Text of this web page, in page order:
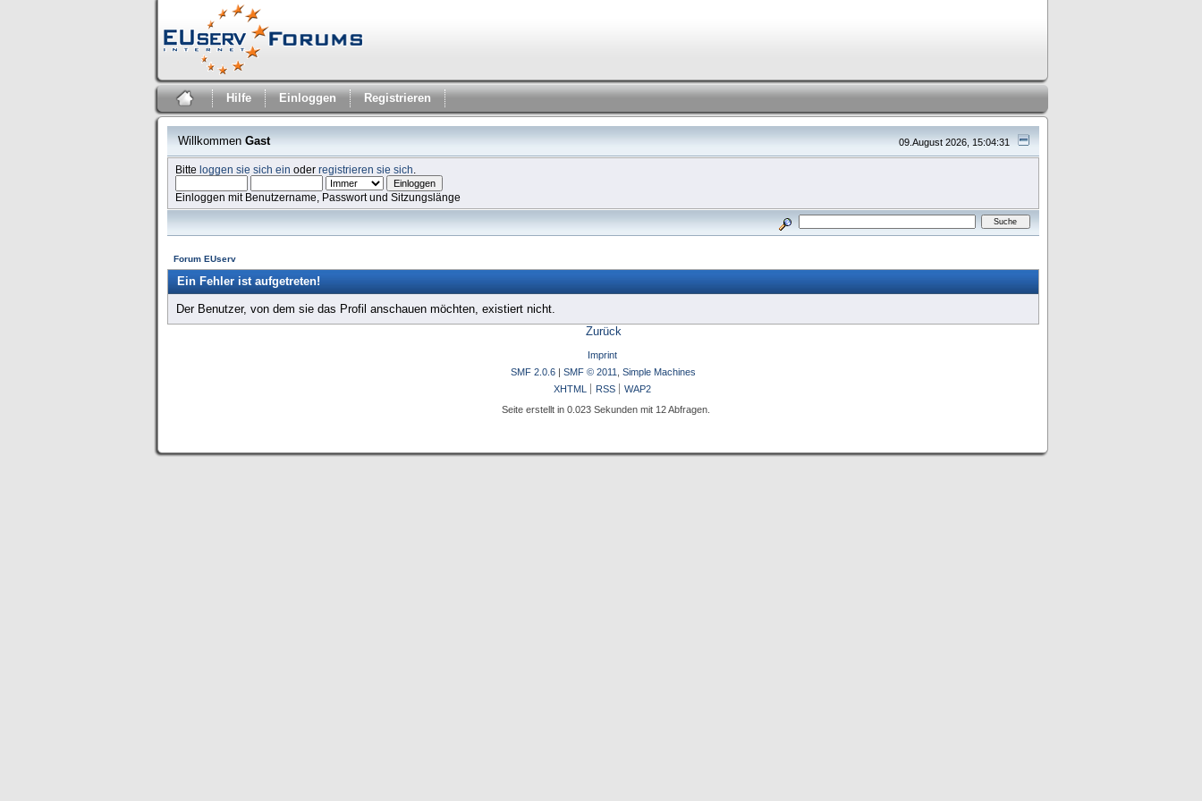
Hilfe Einloggen Registrieren
09.August 2026, 15:04:31
Willkommen Gast
Bitteloggen sie sich ein oderregistrieren sie sich
Einloggen mit Benutzername, Passwort und Sitzungslänge
Forum EUserv
Ein Fehler ist aufgetreten!
Der Benutzer, von dem sie das Profil anschauen möchten, existiert nicht.
Zurück
Imprint
SMF 2.0.6
SMF © 2011, Simple Machines
XHTML
RSS
WAP2
Seite erstellt in 0.023 Sekunden mit 12 Abfragen.